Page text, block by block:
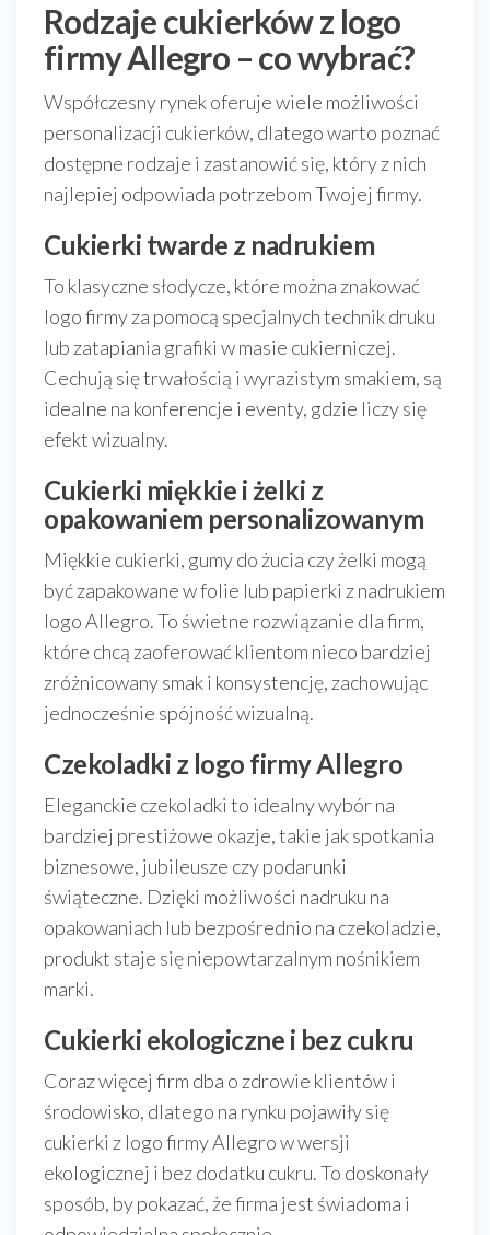
Rodzaje cukierków z logo
firmy Allegro – co wybrać?
Współczesny rynek oferuje wiele możliwości
personalizacji cukierków, dlatego warto poznać
dostępne rodzaje i zastanowić się, który z nich
najlepiej odpowiada potrzebom Twojej firmy.
Cukierki twarde z nadrukiem
To klasyczne słodycze, które można znakować
logo firmy za pomocą specjalnych technik druku
lub zatapiania grafiki w masie cukierniczej.
Cechują się trwałością i wyrazistym smakiem, są
idealne na konferencje i eventy, gdzie liczy się
efekt wizualny.
Cukierki miękkie i żelki z
opakowaniem personalizowanym
Miękkie cukierki, gumy do żucia czy żelki mogą
być zapakowane w folie lub papierki z nadrukiem
logo Allegro. To świetne rozwiązanie dla firm,
które chcą zaoferować klientom nieco bardziej
zróżnicowany smak i konsystencję, zachowując
jednocześnie spójność wizualną.
Czekoladki z logo firmy Allegro
Eleganckie czekoladki to idealny wybór na
bardziej prestiżowe okazje, takie jak spotkania
biznesowe, jubileusze czy podarunki
świąteczne. Dzięki możliwości nadruku na
opakowaniach lub bezpośrednio na czekoladzie,
produkt staje się niepowtarzalnym nośnikiem
marki.
Cukierki ekologiczne i bez cukru
Coraz więcej firm dba o zdrowie klientów i
środowisko, dlatego na rynku pojawiły się
cukierki z logo firmy Allegro w wersji
ekologicznej i bez dodatku cukru. To doskonały
sposób, by pokazać, że firma jest świadoma i